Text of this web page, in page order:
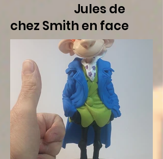
Jules de
chez Smith en face